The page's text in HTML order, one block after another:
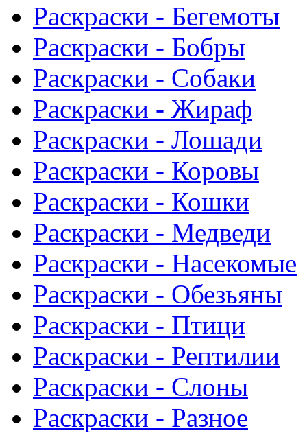
Раскраски - Бегемоты
Раскраски - Бобры
Раскраски - Собаки
Раскраски - Жираф
Раскраски - Лошади
Раскраски - Коровы
Раскраски - Кошки
Раскраски - Медведи
Раскраски - Насекомые
Раскраски - Обезьяны
Раскраски - Птици
Раскраски - Рептилии
Раскраски - Слоны
Раскраски - Разное